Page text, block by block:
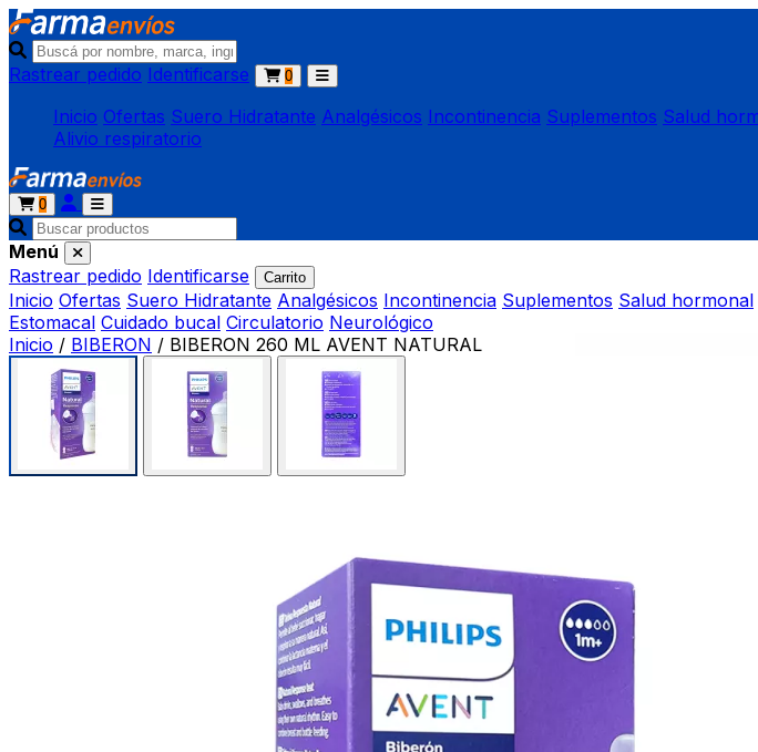
Rastrear pedido Identificarse 0
Inicio Ofertas Suero Hidratante Analgésicos Incontinencia Suplementos Salud
Alivio respiratorio
0
Menú
Rastrear pedido Identificarse Carrito
Inicio Ofertas Suero Hidratante Analgésicos Incontinencia Suplementos Salud hormonal
Estomacal Cuidado bucal Circulatorio Neurológico
Inicio / BIBERON / BIBERON 260 ML AVENT NATURAL